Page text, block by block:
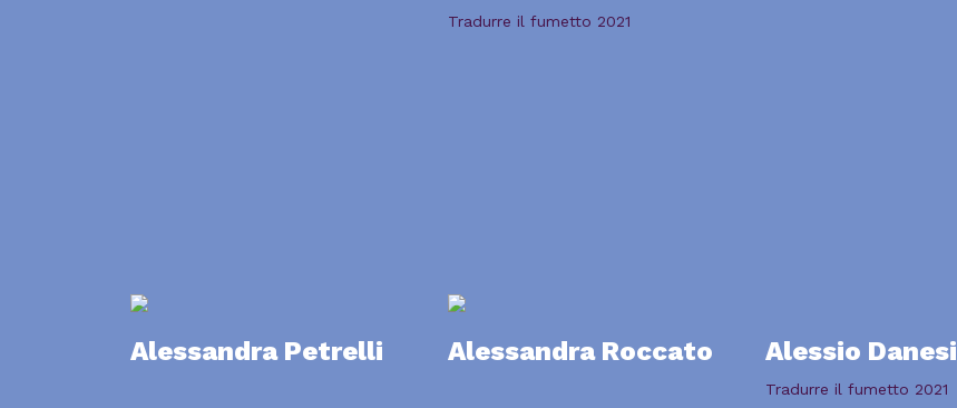
Tradurre il fumetto 2021
Alessandra Petrelli Alessandra Roccato Alessio Danesi
Tradurre il fumetto 2021